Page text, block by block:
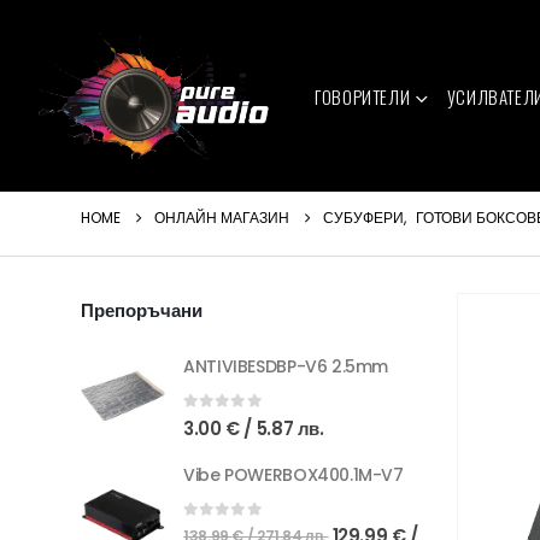
ГОВОРИТЕЛИ
HOME ОНЛАЙН МАГАЗИН СУБУФЕРИ, ГОТОВИ
Препоръчани
ANTIVIBESDBP-V6 2.5mm
0out of 5
3.00 €/ 5.87 лв.
Vibe POWERBOX400.1M-V7
0out of 5
138.99€/ 271.84 лв.Original